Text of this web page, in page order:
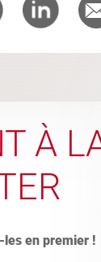
À
les en premier !